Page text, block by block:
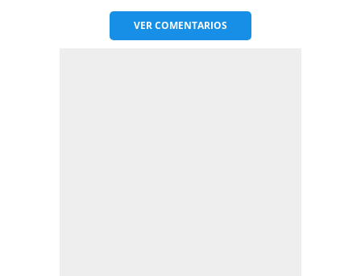
VERCOMENTARIOS